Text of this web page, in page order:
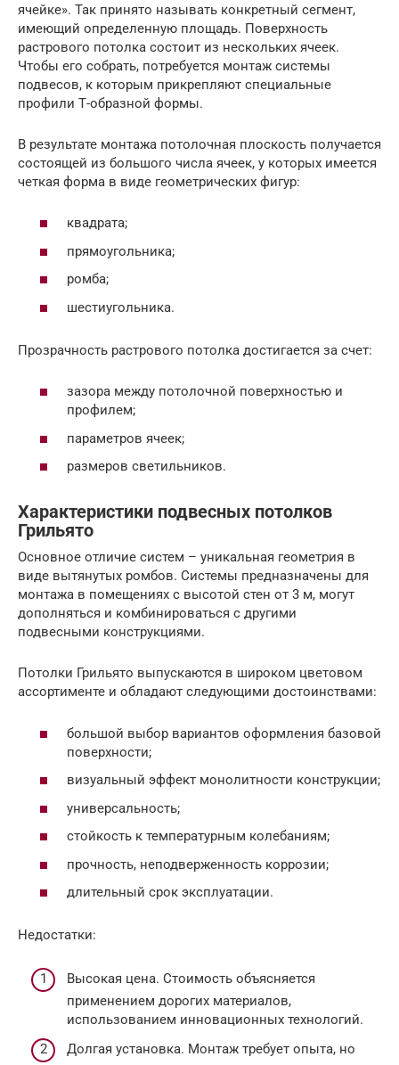
ячейке». Так принято называть конкретный сегмент,
имеющий определенную площадь. Поверхность
растрового потолка состоит из нескольких ячеек.
Чтобы его собрать, потребуется монтаж системы
подвесов, к которым прикрепляют специальные
профили Т-образной формы.
В результате монтажа потолочная плоскость получается
состоящей из большого числа ячеек, у которых имеется
четкая форма в виде геометрических фигур:
квадрата;
прямоугольника;
ромба;
шестиугольника.
Прозрачность растрового потолка достигается за счет:
зазора между потолочной поверхностью и
профилем;
параметров ячеек;
размеров светильников.
Характеристики подвесных потолков
Грильято
Основное отличие систем – уникальная геометрия в
виде вытянутых ромбов. Системы предназначены для
монтажа в помещениях с высотой стен от 3 м, могут
дополняться и комбинироваться с другими
подвесными конструкциями.
Потолки Грильято выпускаются в широком цветовом
ассортименте и обладают следующими достоинствами:
большой выбор вариантов оформления базовой
поверхности;
визуальный эффект монолитности конструкции;
универсальность;
стойкость к температурным колебаниям;
прочность, неподверженность коррозии;
длительный срок эксплуатации.
Недостатки:
Высокая цена. Стоимость объясняется
применением дорогих материалов,
использованием инновационных технологий.
Долгая установка. Монтаж требует опыта, но